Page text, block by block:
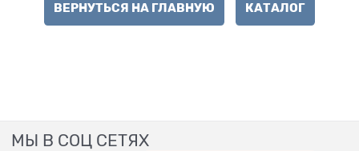
ВЕРНУТЬСЯ НА ГЛАВНУЮ КАТАЛОГ
МЫ В СОЦ СЕТЯХ